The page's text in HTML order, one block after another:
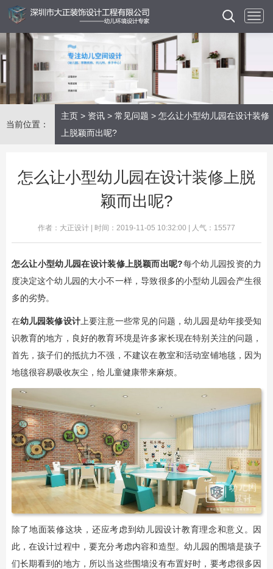
当前位置：
主页 > 资讯 > 常见问题 > 怎么让小型幼儿园在设计装修
上脱颖而出呢?
怎么让小型幼儿园在设计装修上脱
颖而出呢?
作者：大正设计 | 时间：2019-11-05 10:32:00 | 人气：15577
怎么让小型幼儿园在设计装修上脱颖而出呢?每个幼儿园投资的力
度决定这个幼儿园的大小不一样，导致很多的小型幼儿园会产生很
多的劣势。
在幼儿园装修设计上要注意一些常见的问题，幼儿园是幼年接受知
识教育的地方，良好的教育环境是许多家长现在特别关注的问题，
首先，孩子们的抵抗力不强，不建议在教室和活动室铺地毯，因为
地毯很容易吸收灰尘，给儿童健康带来麻烦。
除了地面装修这块，还应考虑到幼儿园设计教育理念和意义。因
此，在设计过程中，要充分考虑内容和造型。幼儿园的围墙是孩子
们长期看到的地方，所以当这些围墙没有布置好时，要考虑很多因